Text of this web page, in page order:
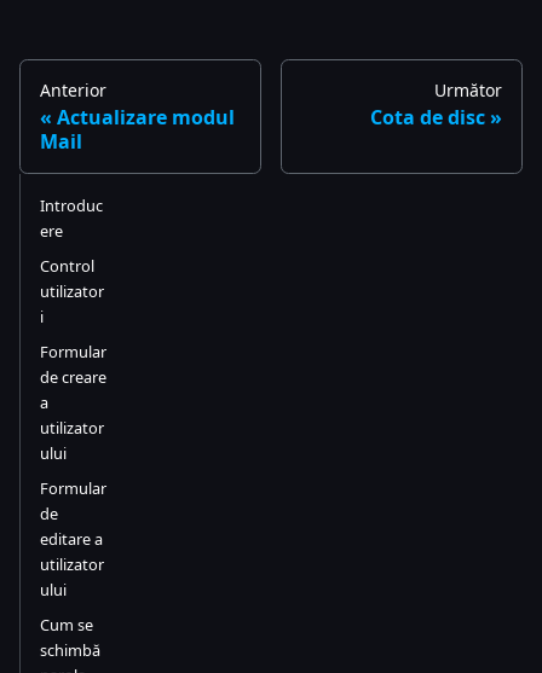
Anterior
Actualizare modul
Mail
Următor
Cota de disc
Introduc
ere
Control
utilizator
i
Formular
de creare
a
utilizator
ului
Formular
de
editare a
utilizator
ului
Cum se
schimbă